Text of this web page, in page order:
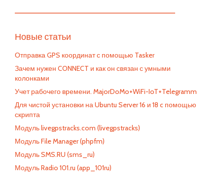
—————————————————————————
Новые статьи
Отправка GPS координат с помощью Tasker
Зачем нужен CONNECT и как он связан с умными
колонками
Учет рабочего времени. MajorDoMo+WiFi-IoT+Telegramm
Для чистой установки на Ubuntu Server 16 и 18 c помощью
скрипта
Модуль livegpstracks.com (livegpstracks)
Модуль File Manager (phpfm)
Модуль SMS.RU (sms_ru)
Модуль Radio 101.ru (app_101ru)